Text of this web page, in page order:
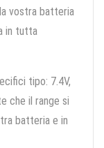
vostra batteria
in tutta
tipo: 7.4V,
che il range si
batteria e in